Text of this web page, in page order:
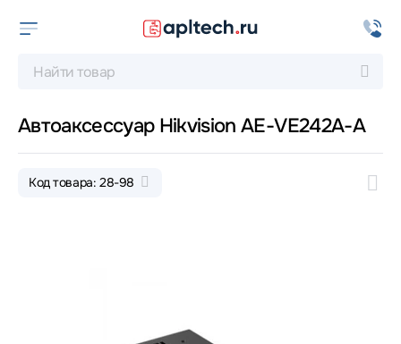
Автоаксессуар Hikvision AE-VE242A-A
Код товара: 28-98